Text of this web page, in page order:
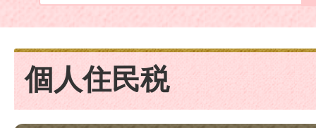
個人住民税